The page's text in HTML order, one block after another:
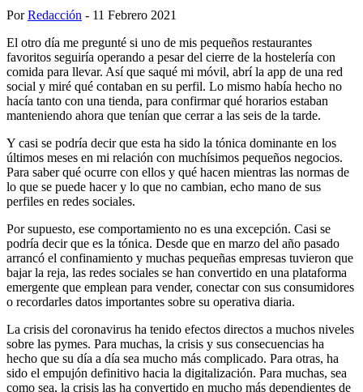
PorRedacción - 11 Febrero 2021
El otro día me pregunté si uno de mis pequeños restaurantes
favoritos seguiría operando a pesar del cierre de la hostelería con
comida para llevar. Así que saqué mi móvil, abrí la app de una red
social y miré qué contaban en su perfil. Lo mismo había hecho no
hacía tanto con una tienda, para confirmar qué horarios estaban
manteniendo ahora que tenían que cerrar a las seis de la tarde.
Y casi se podría decir que esta ha sido la tónica dominante en los
últimos meses en mi relación con muchísimos pequeños negocios.
Para saber qué ocurre con ellos y qué hacen mientras las normas de
lo que se puede hacer y lo que no cambian, echo mano de sus
perfiles en redes sociales.
Por supuesto, ese comportamiento no es una excepción. Casi se
podría decir que es la tónica. Desde que en marzo del año pasado
arrancó el confinamiento y muchas pequeñas empresas tuvieron que
bajar la reja, las redes sociales se han convertido en una plataforma
emergente que emplean para vender, conectar con sus consumidores
o recordarles datos importantes sobre su operativa diaria.
La crisis del coronavirus ha tenido efectos directos a muchos niveles
sobre las pymes. Para muchas, la crisis y sus consecuencias ha
hecho que su día a día sea mucho más complicado. Para otras, ha
sido el empujón definitivo hacia la digitalización. Para muchas, sea
como sea, la crisis las ha convertido en mucho más dependientes de